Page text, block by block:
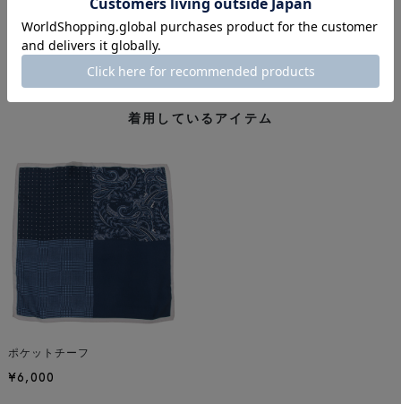
バーニーズ ニューヨーク BARNEYS NEW YORK BOLDRINI
ボルドリーニ セレリア バッグ
グローブ
着用しているアイテム
ポケットチーフ
¥6,000